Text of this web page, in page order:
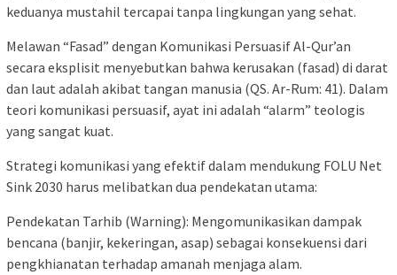
keduanya mustahil tercapai tanpa lingkungan yang sehat.
Melawan “Fasad” dengan Komunikasi Persuasif Al-Qur’an
secara eksplisit menyebutkan bahwa kerusakan (fasad) di darat
dan laut adalah akibat tangan manusia (QS. Ar-Rum: 41). Dalam
teori komunikasi persuasif, ayat ini adalah “alarm” teologis
yang sangat kuat.
Strategi komunikasi yang efektif dalam mendukung FOLU Net
Sink 2030 harus melibatkan dua pendekatan utama:
Pendekatan Tarhib (Warning): Mengomunikasikan dampak
bencana (banjir, kekeringan, asap) sebagai konsekuensi dari
pengkhianatan terhadap amanah menjaga alam.